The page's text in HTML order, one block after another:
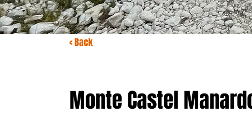
< Back
Monte Castel